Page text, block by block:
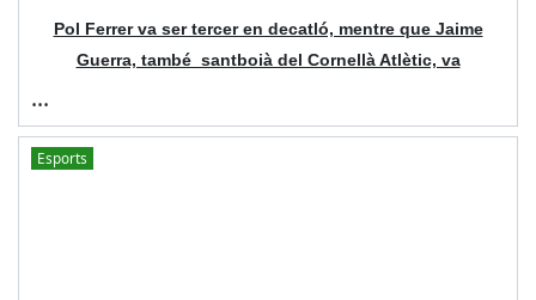
Pol Ferrer va ser tercer en decatló, mentre que Jaime
Guerra, també santboià del Cornellà Atlètic, va
...
Esports